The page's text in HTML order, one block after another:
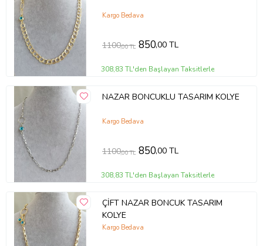
Kargo Bedava
1100,00 TL 850,00 TL
308,83 TL'den Başlayan Taksitlerle
NAZAR BONCUKLU TASARIM KOLYE
Kargo Bedava
1100,00 TL 850,00 TL
308,83 TL'den Başlayan Taksitlerle
ÇİFT NAZAR BONCUK TASARIM
KOLYE
Kargo Bedava